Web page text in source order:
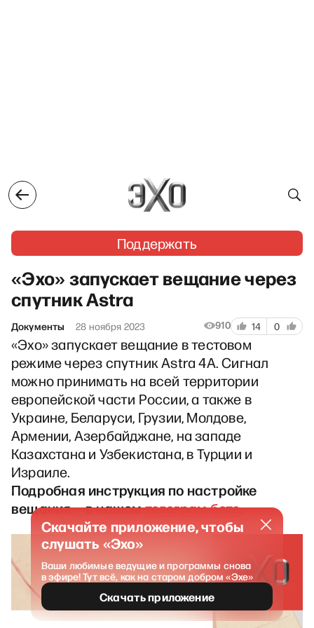
Поддержать
«Эхо» запускает вещание через
спутник Astra
Документы 28 ноября 2023 910 14 0
«Эхо» запускает вещание в тестовом
режиме через спутник Astra 4A. Сигнал
можно принимать на всей территории
европейской части России, а также в
Украине, Беларуси, Грузии, Молдове,
Армении, Азербайджане, на западе
Казахстана и Узбекистана, в Турции и
Израиле.
Подробная инструкция по настройке
вещания — в нашемтелеграм-боте.
Скачайте приложение, чтобы
слушать «Эхо»
Ваши любимые ведущие и программы снова
в эфире! Тут всё, как на старом добром «Эхе»
Скачать приложение